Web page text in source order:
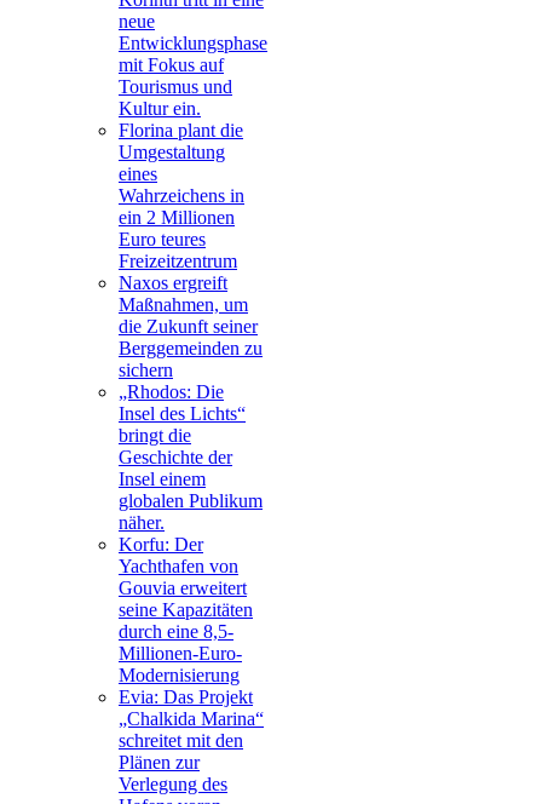
neue
Entwicklungsphase
mit Fokus auf
Tourismus und
Kultur ein.
Florina plant die
Umgestaltung
eines
Wahrzeichens in
ein 2 Millionen
Euro teures
Freizeitzentrum
Naxos ergreift
Maßnahmen, um
die Zukunft seiner
Berggemeinden zu
sichern
„Rhodos: Die
Insel des Lichts“
bringt die
Geschichte der
Insel einem
globalen Publikum
näher.
Korfu: Der
Yachthafen von
Gouvia erweitert
seine Kapazitäten
durch eine 8,5-
Millionen-Euro-
Modernisierung
Evia: Das Projekt
„Chalkida Marina“
schreitet mit den
Plänen zur
Verlegung des